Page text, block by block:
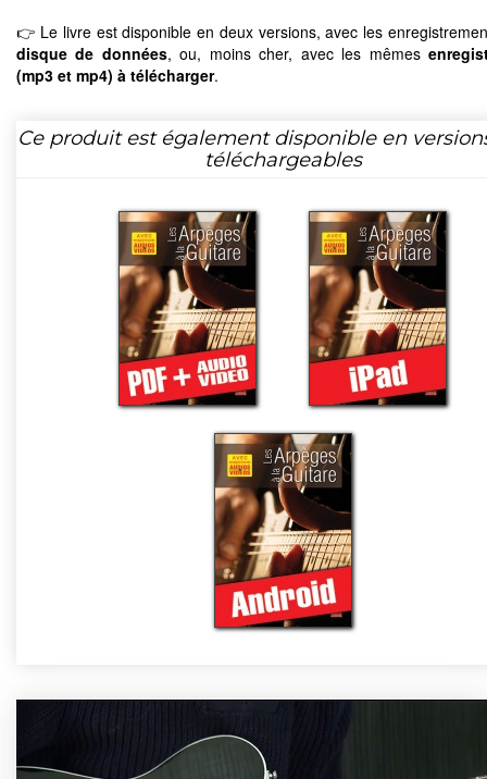
👉 Le livre est disponible en deux versions, avec les
disque de données, ou, moins cher, avec les mêmes
(mp3 et mp4) à télécharger.
Ce produit est également disponible en
téléchargeables